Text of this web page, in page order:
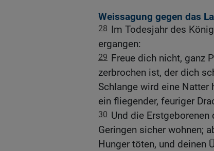
Weissagung gegen das
28 Im Todesjahr des
ergangen:
29 Freue dich nicht, ganz
zerbrochen ist, der dich
Schlange wird eine Natter
ein fliegender, feuriger
30 Und die
Geringen sicher wohnen;
Hunger töten, und deinen